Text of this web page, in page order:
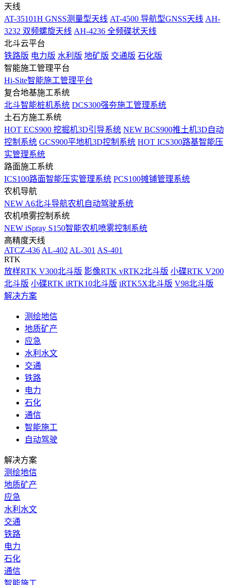
天线
AT-35101H GNSS测量型天线 AT-4500 导航型GNSS天线 AH-
3232 双频螺旋天线 AH-4236 全频碟状天线
北斗云平台
铁路版 电力版 水利版 地矿版 交通版 石化版
智能施工管理平台
Hi-Site智能施工管理平台
复合地基施工系统
北斗智能桩机系统 DCS300强夯施工管理系统
土石方施工系统
HOT ECS900 挖掘机3D引导系统 NEW BCS900推土机3D自动
控制系统 GCS900平地机3D控制系统 HOT ICS300路基智能压
实管理系统
路面施工系统
ICS100路面智能压实管理系统 PCS100摊铺管理系统
农机导航
NEW A6北斗导航农机自动驾驶系统
农机喷雾控制系统
NEW iSpray S150智能农机喷雾控制系统
高精度天线
ATCZ-436 AL-402 AL-301 AS-401
RTK
放样RTK V300北斗版 影像RTK vRTK2北斗版 小碟RTK V200
北斗版 小碟RTK iRTK10北斗版 iRTK5X北斗版 V98北斗版
解决方案
测绘地信
地质矿产
应急
水利水文
交通
铁路
电力
石化
通信
智能施工
自动驾驶
解决方案
测绘地信
地质矿产
应急
水利水文
交通
铁路
电力
石化
通信
智能施工